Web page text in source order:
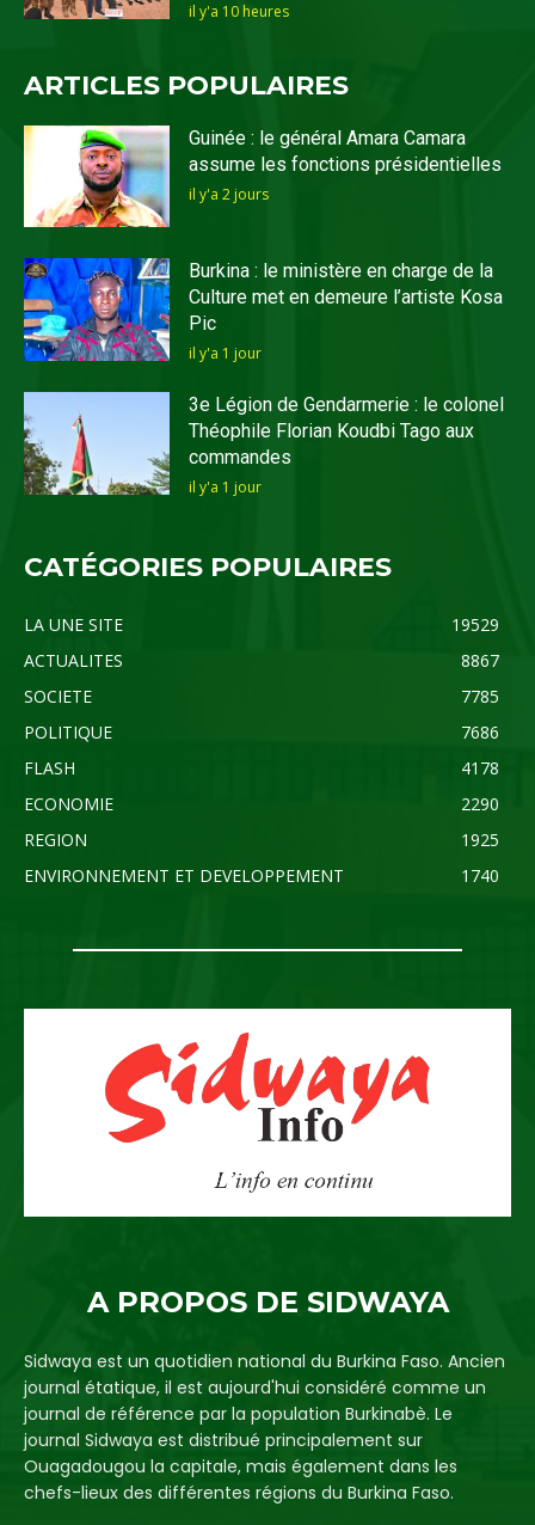
il y'a 10 heures
ARTICLES POPULAIRES
Guinée : le général Amara Camara
assume les fonctions présidentielles
il y'a 2 jours
Burkina : le ministère en charge de la
Culture met en demeure l’artiste Kosa
Pic
il y'a 1 jour
3e Légion de Gendarmerie : le colonel
Théophile Florian Koudbi Tago aux
commandes
il y'a 1 jour
CATÉGORIES POPULAIRES
LA UNE SITE
19529
ACTUALITES
8867
SOCIETE
7785
POLITIQUE
7686
FLASH
4178
ECONOMIE
2290
REGION
1925
ENVIRONNEMENT ET DEVELOPPEMENT
1740
A PROPOS DE SIDWAYA
Sidwaya est un quotidien national du Burkina Faso. Ancien
journal étatique, il est aujourd'hui considéré comme un
journal de référence par la population Burkinabè. Le
journal Sidwaya est distribué principalement sur
Ouagadougou la capitale, mais également dans les
chefs-lieux des différentes régions du Burkina Faso.